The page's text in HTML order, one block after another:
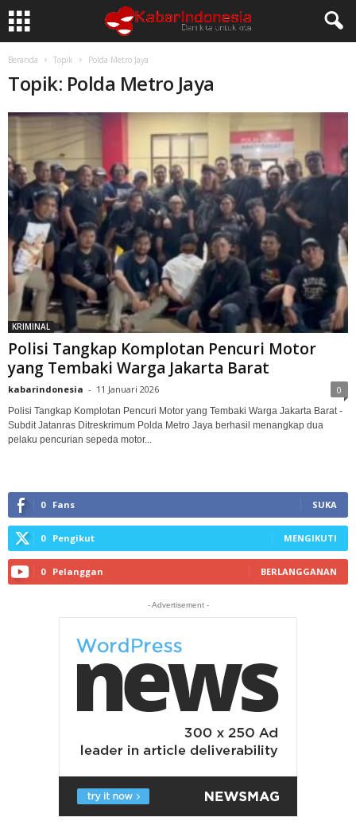
Beranda Topik Polda Metro Jaya
Topik: Polda Metro Jaya
KRIMINAL
Polisi Tangkap Komplotan Pencuri Motor
yang Tembaki Warga Jakarta Barat
kabarindonesia - 11 Januari 2026 0
Polisi Tangkap Komplotan Pencuri Motor yang Tembaki Warga Jakarta Barat -
Subdit Jatanras Ditreskrimum Polda Metro Jaya berhasil menangkap dua
pelaku pencurian sepeda motor...
0 Fans SUKA
0 Pengikut MENGIKUTI
0 Pelanggan BERLANGGANAN
- Advertisement -